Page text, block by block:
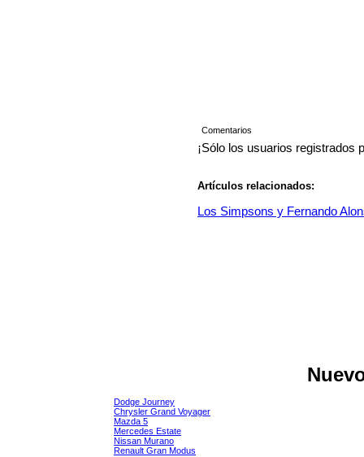
Comentarios
¡Sólo los usuarios registrados
Artículos relacionados:
Los Simpsons y Fernando
Dodge Journey
Chrysler Grand Voyager
Mazda 5
Mercedes Estate
Nissan Murano
Renault Gran Modus